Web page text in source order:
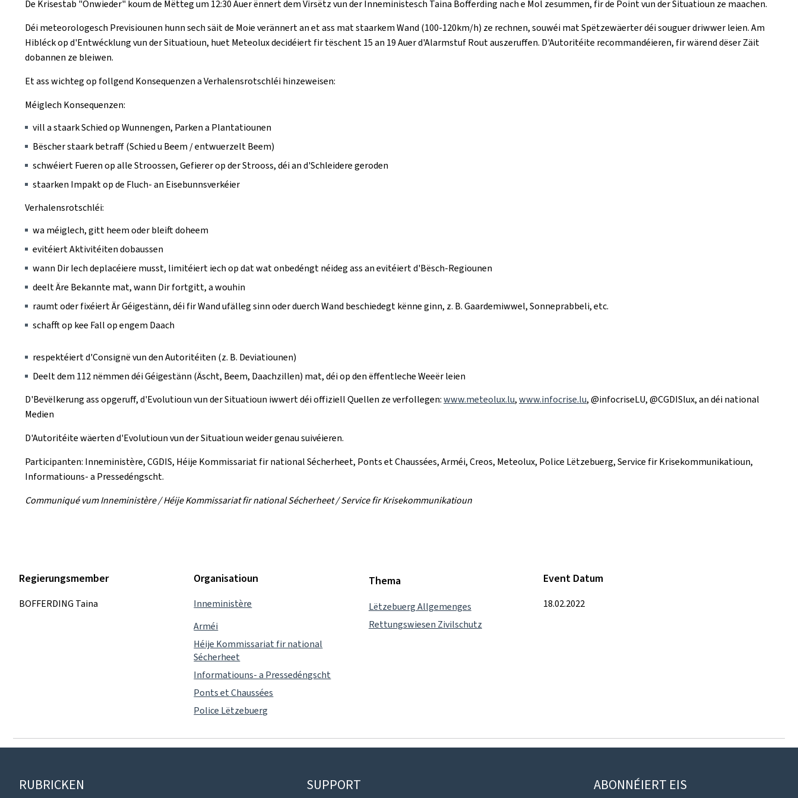
De Krisestab "Onwieder" koum de Mëtteg um 12:30 Auer ënnert dem Virsëtz vun der Inneministesch Taina Bofferding nach e Mol zesummen, fir de Point vun der Situatioun ze maachen.
Déi meteorologesch Previsiounen hunn sech säit de Moie verännert an et ass mat staarkem Wand (100-120km/h) ze rechnen, souwéi mat Spëtzewäerter déi souguer driwwer leien. Am
Hibléck op d'Entwécklung vun der Situatioun, huet Meteolux decidéiert fir tëschent 15 an 19 Auer d'Alarmstuf Rout auszeruffen. D'Autoritéite recommandéieren, fir wärend dëser Zäit
dobannen ze bleiwen.
Et ass wichteg op follgend Konsequenzen a Verhalensrotschléi hinzeweisen:
Méiglech Konsequenzen:
vill a staark Schied op Wunnengen, Parken a Plantatiounen
Bëscher staark betraff (Schied u Beem / entwuerzelt Beem)
schwéiert Fueren op alle Stroossen, Gefierer op der Strooss, déi an d'Schleidere geroden
staarken Impakt op de Fluch- an Eisebunnsverkéier
Verhalensrotschléi:
wa méiglech, gitt heem oder bleift doheem
evitéiert Aktivitéiten dobaussen
wann Dir Iech deplacéiere musst, limitéiert iech op dat wat onbedéngt néideg ass an evitéiert d'Bësch-Regiounen
deelt Äre Bekannte mat, wann Dir fortgitt, a wouhin
raumt oder fixéiert Är Géigestänn, déi fir Wand ufälleg sinn oder duerch Wand beschiedegt kënne ginn, z. B. Gaardemiwwel, Sonneprabbeli, etc.
schafft op kee Fall op engem Daach
respektéiert d'Consignë vun den Autoritéiten (z. B. Deviatiounen)
Deelt dem 112 nëmmen déi Géigestänn (Äscht, Beem, Daachzillen) mat, déi op den ëffentleche Weeër leien
D'Bevëlkerung ass opgeruff, d'Evolutioun vun der Situatioun iwwert déi offiziell Quellen ze verfollegen:www.meteolux.lu,www.infocrise.lu, @infocriseLU, @CGDISlux, an déi national
Medien
D'Autoritéite wäerten d'Evolutioun vun der Situatioun weider genau suivéieren.
Participanten: Inneministère, CGDIS, Héije Kommissariat fir national Sécherheet, Ponts et Chaussées, Arméi, Creos, Meteolux, Police Lëtzebuerg, Service fir Krisekommunikatioun,
Informatiouns- a Pressedéngscht.
Communiqué vum Inneministère / Héije Kommissariat fir national Sécherheet / Service fir Krisekommunikatioun
Regierungsmember
BOFFERDING Taina
Organisatioun
Inneministère
Arméi
Héije Kommissariat fir national
Sécherheet
Informatiouns- a Pressedéngscht
Ponts et Chaussées
Police Lëtzebuerg
Thema
Lëtzebuerg Allgemenges
Rettungswiesen Zivilschutz
Event Datum
18.02.2022
Fousszeil
RUBRICKEN SUPPORT ABONNÉIERT EIS